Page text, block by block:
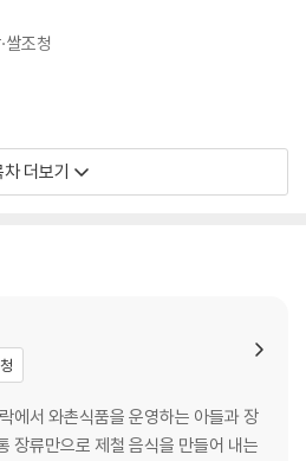
쌀조청
차 더보기
에서 와촌식품을 운영하는 아들과 장
장류만으로 제철 음식을 만들어 내는